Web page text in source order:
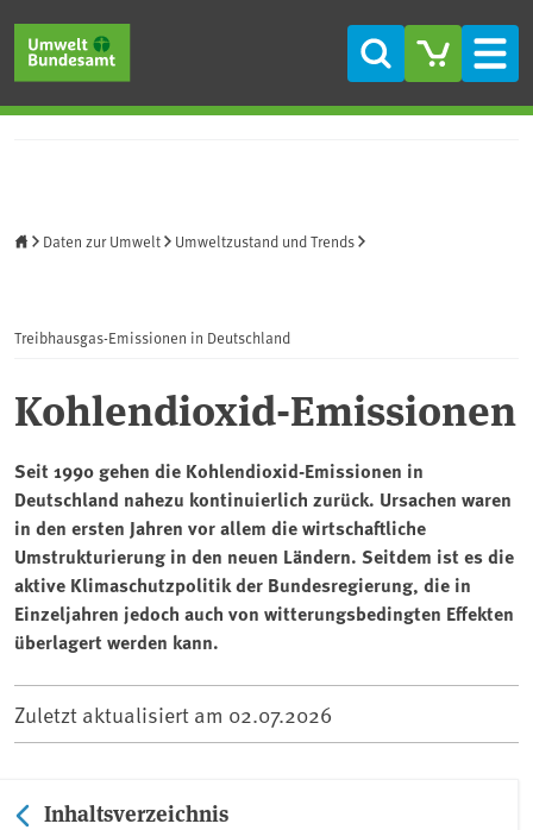
Suche
Daten zur Umwelt Umweltzustand und Trends
Treibhausgas-Emissionen in Deutschland
Kohlendioxid-Emissionen
Seit 1990 gehen die Kohlendioxid-Emissionen in
Deutschland nahezu kontinuierlich zurück. Ursachen waren
in den ersten Jahren vor allem die wirtschaftliche
Umstrukturierung in den neuen Ländern. Seitdem ist es die
aktive Klimaschutzpolitik der Bundesregierung, die in
Einzeljahren jedoch auch von witterungsbedingten Effekten
überlagert werden kann.
Zuletzt aktualisiert am 02.07.2026
Inhaltsverzeichnis